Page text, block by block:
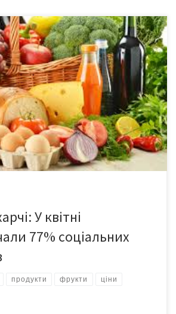
77% соціальних продуктів. Лідером
капуста. Додала 43,3% до ціни. Цибуля
– 16,7%, морква – 14,9%. Пшоно додало
“Коли ціна на овочі в Україні була
то коливання вартості було
причинами, головною серед […]
У квітні
77% соціальних
продукти фрукти ціни